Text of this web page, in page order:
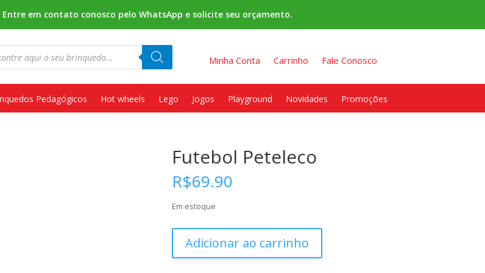
em contato conosco pelo WhatsApp e solicite seu orçamento.
Minha Conta Carrinho Fale Conosco
Pedagógicos Hot wheels Lego Jogos Playground Novidades Promoções
Futebol Peteleco
R$69.90
Em estoque
Peteleco
quantidade
Adicionar ao carrinho